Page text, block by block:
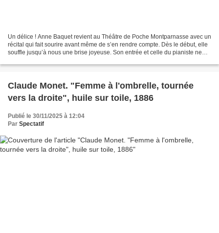
Un délice ! Anne Baquet revient au Théâtre de Poche Montparnasse avec un
récital qui fait sourire avant même de s’en rendre compte. Dès le début, elle
souffle jusqu’à nous une brise joyeuse. Son entrée et celle du pianiste ne
Claude Monet. "Femme à l'ombrelle, tournée
vers la droite", huile sur toile, 1886
Publié le 30/11/2025 à 12:04
Par Spectatif